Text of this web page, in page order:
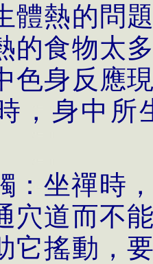
體熱的問
的食物太
色身反應
，身中所
：坐禪時
穴道而不
它搖動，